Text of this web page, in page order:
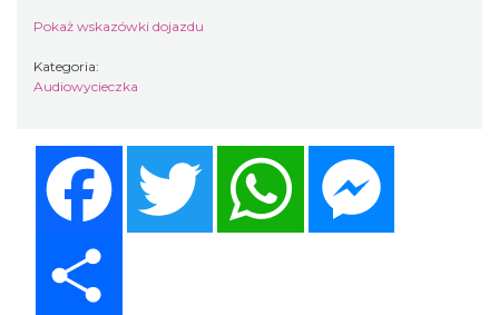
Pokaż wskazówki dojazdu
Kategoria:
Audiowycieczka
Twitter WhatsApp